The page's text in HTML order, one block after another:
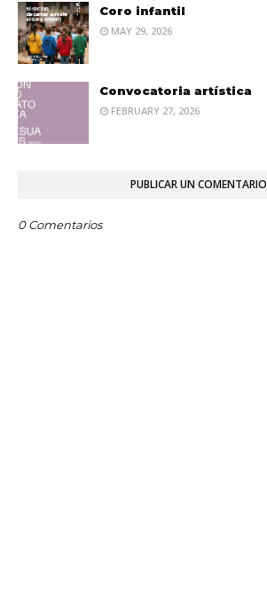
Coro infantil
MAY 29, 2026
Convocatoria artística
FEBRUARY 27, 2026
PUBLICAR UN COMENTARIO
0 Comentarios